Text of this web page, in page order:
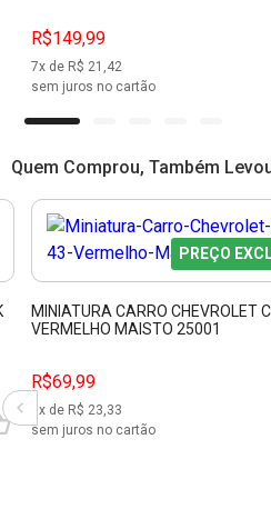
R$149,99
7x de R$ 21,42
sem juros no cartão
Quem Comprou, Também
PREÇO
MINIATURA CARRO CHEVROLET
VERMELHO MAISTO 25001
R$69,99
3x de R$ 23,33
sem juros no cartão